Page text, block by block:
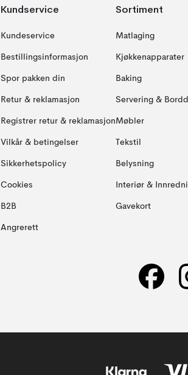
Kundservice
Kundeservice
Bestillingsinformasjon
Spor pakken din
Retur & reklamasjon
Registrer retur & reklamasjon
Vilkår & betingelser
Sikkerhetspolicy
Cookies
B2B
Angrerett
Sortiment
Matlaging
Kjøkkenapparater
Baking
Servering &
Møbler
Tekstil
Belysning
Interiør &
Gavekort